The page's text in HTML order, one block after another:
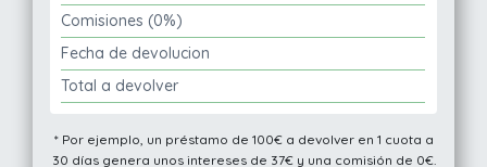
Comisiones (0%)
Fecha de devolucion
Total a devolver
* Por ejemplo, un préstamo de 100€ a devolver en 1 cuota a
30 días genera unos intereses de 37€ y una comisión de 0€.